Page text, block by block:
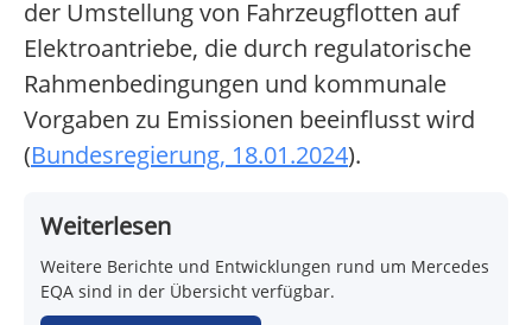
der Umstellung von Fahrzeugflotten auf
Elektroantriebe, die durch regulatorische
Rahmenbedingungen und kommunale
Vorgaben zu Emissionen beeinflusst wird
(Bundesregierung, 18.01.2024).
Weiterlesen
Weitere Berichte und Entwicklungen rund um Mercedes
EQA sind in der Übersicht verfügbar.